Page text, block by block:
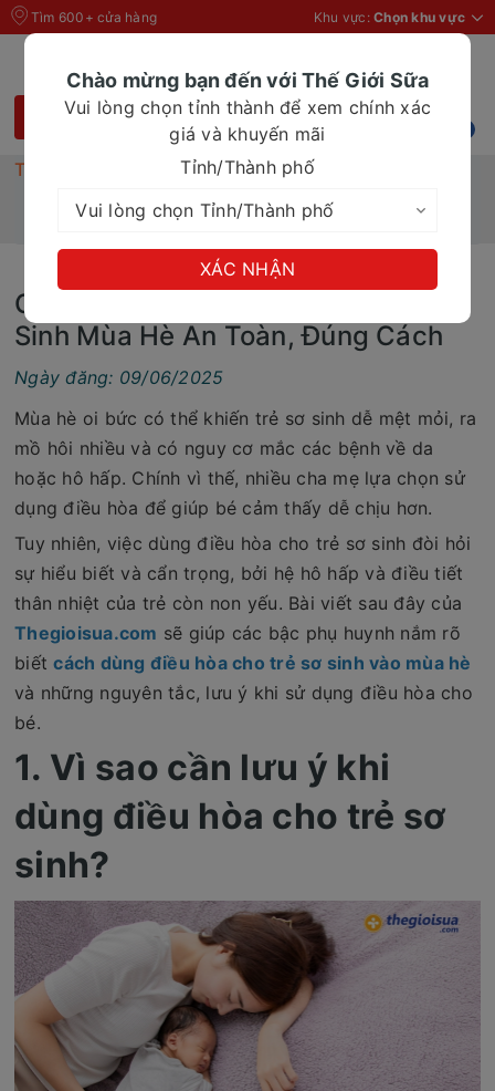
Tìm 600+ cửa hàng Khu vực: Chọn khu vực
Trang chủ
Tin Tức
Cách Dùng Điều Hoà Cho Trẻ Sơ Sinh Mùa Hè An
Toàn, Đúng Cách
Cách Dùng Điều Hoà Cho Trẻ Sơ
Sinh Mùa Hè An Toàn, Đúng Cách
Ngày đăng: 09/06/2025
Mùa hè oi bức có thể khiến trẻ sơ sinh dễ mệt mỏi, ra
mồ hôi nhiều và có nguy cơ mắc các bệnh về da
hoặc hô hấp. Chính vì thế, nhiều cha mẹ lựa chọn sử
dụng điều hòa để giúp bé cảm thấy dễ chịu hơn.
Tuy nhiên, việc dùng điều hòa cho trẻ sơ sinh đòi hỏi
sự hiểu biết và cẩn trọng, bởi hệ hô hấp và điều tiết
thân nhiệt của trẻ còn non yếu. Bài viết sau đây của
Thegioisua.com sẽ giúp các bậc phụ huynh nắm rõ
biếtcách dùng điều hòa cho trẻ sơ sinh vào mùa hè
và những nguyên tắc, lưu ý khi sử dụng điều hòa cho
bé.
1. Vì sao cần lưu ý khi
dùng điều hòa cho trẻ sơ
sinh?
Chào mừng bạn đến với Thế Giới Sữa
Vui lòng chọn tỉnh thành để xem chính xác
giá và khuyến mãi
Tỉnh/Thành phố
XÁC NHẬN